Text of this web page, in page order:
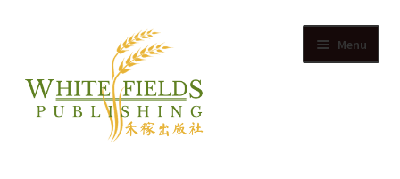
navigation
content
Menu